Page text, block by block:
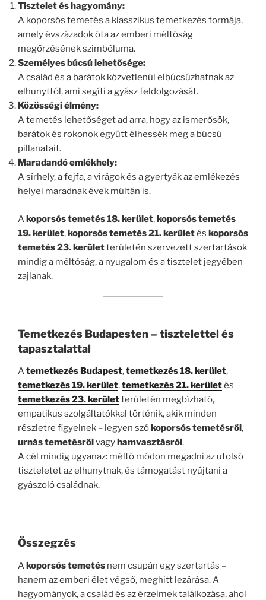
Tisztelet és hagyomány:
A koporsós temetés a klasszikus temetkezés formája,
amely évszázadok óta az emberi méltóság
megőrzésének szimbóluma.
Személyes búcsú lehetősége:
A család és a barátok közvetlenül elbúcsúzhatnak az
elhunyttól, ami segíti a gyász feldolgozását.
Közösségi élmény:
A temetés lehetőséget ad arra, hogy az ismerősök,
barátok és rokonok együtt élhessék meg a búcsú
pillanatait.
Maradandó emlékhely:
A sírhely, a fejfa, a virágok és a gyertyák az emlékezés
helyei maradnak évek múltán is.
Akoporsós temetés 18. kerület,koporsós temetés
19. kerület,koporsós temetés 21. kerületés koporsós
temetés 23. kerületterületén szervezett szertartások
mindig a méltóság, a nyugalom és a tisztelet jegyében
zajlanak.
Temetkezés Budapesten – tisztelettel és
tapasztalattal
Atemetkezés Budapest,temetkezés 18. kerület,
temetkezés 19. kerület,temetkezés 21. kerületés
temetkezés 23. kerületterületén megbízható,
empatikus szolgáltatókkal történik, akik minden
részletre figyelnek – legyen szókoporsós temetésről,
urnás temetésrőlvagyhamvasztásról.
A cél mindig ugyanaz: méltó módon megadni az utolsó
tiszteletet az elhunytnak, és támogatást nyújtani a
gyászoló családnak.
Összegzés
Akoporsós temetés nem csupán egy szertartás –
hanem az emberi élet végső, meghitt lezárása. A
hagyományok, a család és az érzelmek találkozása, ahol